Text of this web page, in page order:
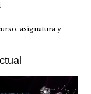
asignatura y